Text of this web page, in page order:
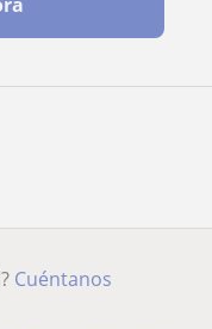
Cuéntanos